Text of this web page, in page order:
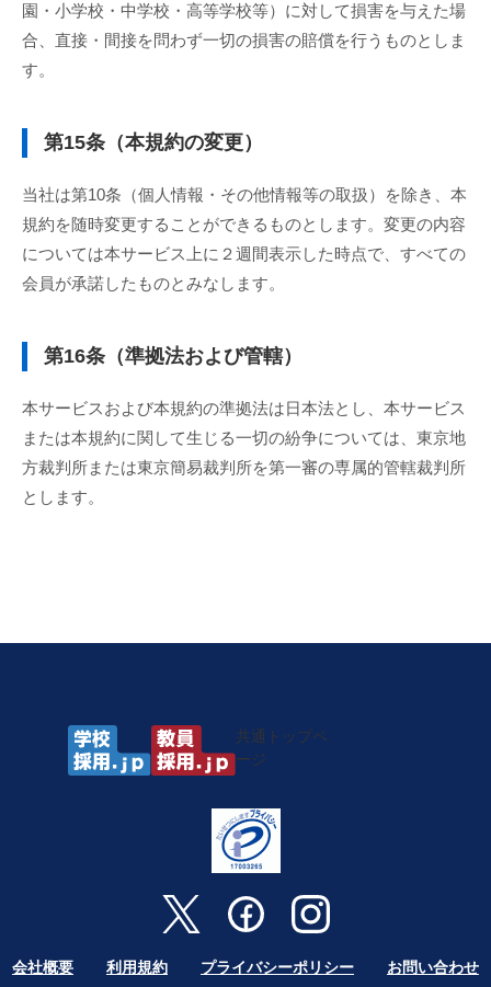
園・小学校・中学校・高等学校等）に対して損害を与えた場
合、直接・間接を問わず一切の損害の賠償を行うものとしま
す。
第15条（本規約の変更）
当社は第10条（個人情報・その他情報等の取扱）を除き、本
規約を随時変更することができるものとします。変更の内容
については本サービス上に２週間表示した時点で、すべての
会員が承諾したものとみなします。
第16条（準拠法および管轄）
本サービスおよび本規約の準拠法は日本法とし、本サービス
または本規約に関して生じる一切の紛争については、東京地
方裁判所または東京簡易裁判所を第一審の専属的管轄裁判所
とします。
共通トップペ
ージ
会社概要 利用規約 プライバシーポリシー お問い合わせ